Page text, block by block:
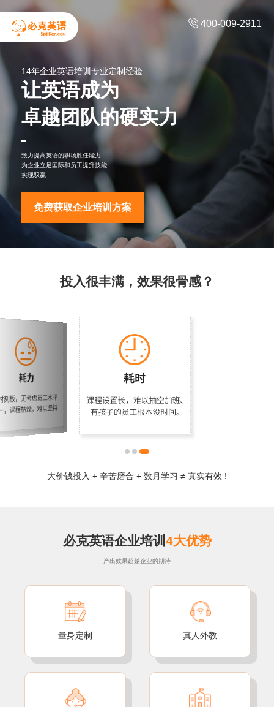
 400-009-2911
14年企业英语培训专业定制经验
让英语成为
卓越团队的硬实力
致力提高英语的职场胜任能力
为企业立足国际和员工提升技能
实现双赢
免费获取企业培训方案
投入很丰满，效果很骨感？
大价钱投入 + 辛苦磨合 + 数月学习 ≠ 真实有效 !
必克英语企业培训 4大优势
产出效果超越企业的期待
量身定制 真人外教